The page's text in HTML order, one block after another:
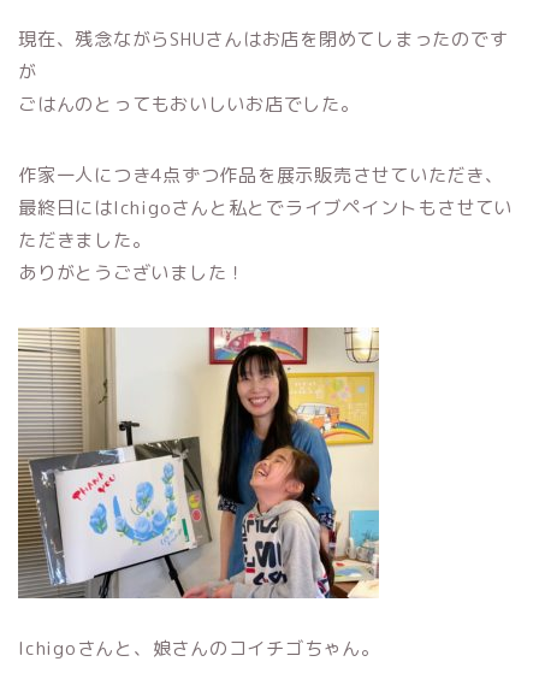
現在、残念ながらSHUさんはお店を閉めてしまったのです
が
ごはんのとってもおいしいお店でした。
作家一人につき4点ずつ作品を展示販売させていただき、
最終日にはIchigoさんと私とでライブペイントもさせてい
ただきました。
ありがとうございました！
Ichigoさんと、娘さんのコイチゴちゃん。